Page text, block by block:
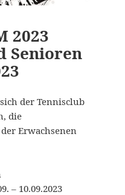
2023
Senioren
der Tennisclub
die
Erwachsenen
– 10.09.2023